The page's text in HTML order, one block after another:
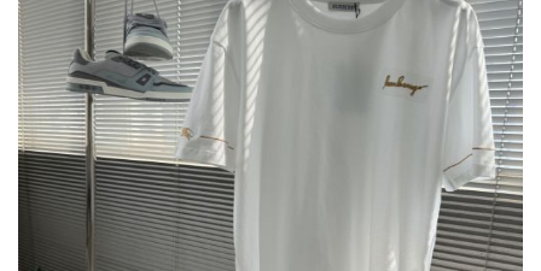
ー
登
録
ー
ダ
ー
管
お
知
ら
せ
yoyocopys@gmail.com
2026人気特集
バッグ
財布
時計
服
ズボン
衣装セット
靴
住まい用品
アクセサリー
ベルト
スカーフ
アイフォーンケ
ース
小物
📢 2026春の新作続々更新中！期間中のご注文でお得な割引をご利用いただ
📢 新作入荷！ルイ・ヴィトンスーパーコピー バッグ最新モデルが登場。